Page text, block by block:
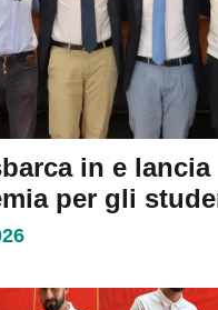
in e lancia
per gli